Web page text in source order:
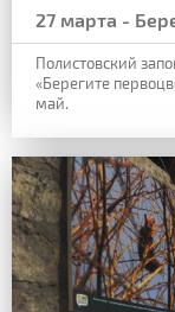
27 марта -
Полистовский
«Берегите
май.